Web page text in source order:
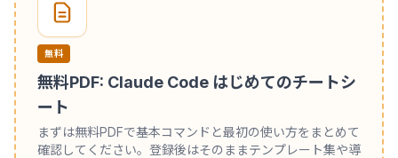
無料
無料PDF: Claude Code はじめてのチートシ
ート
まずは無料PDFで基本コマンドと最初の使い方をまとめて
確認してください。登録後はそのままテンプレート集や導